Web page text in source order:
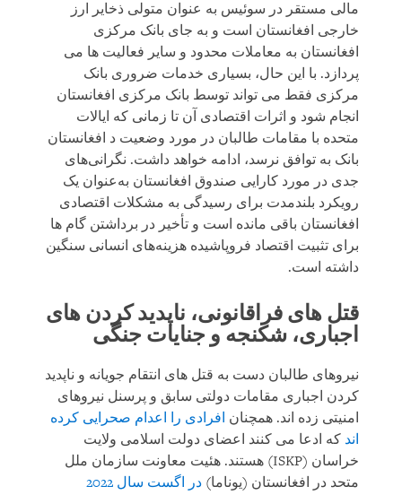
مالی مستقر در سوئیس به عنوان متولی ذخایر ارز
خارجی افغانستان است و به جای بانک مرکزی
افغانستان به معاملات محدود و سایر فعالیت ها می
پردازد. با این حال، بسیاری خدمات ضروری بانک
مرکزی فقط می تواند توسط بانک مرکزی افغانستان
انجام شود و اثرات اقتصادی آن تا زمانی که ایالات
متحده با مقامات طالبان در مورد وضعیت د افغانستان
بانک به توافق نرسد، ادامه خواهد داشت. نگرانی‌های
جدی در مورد کارایی صندوق افغانستان به‌عنوان یک
رویکرد بلندمدت برای رسیدگی به مشکلات اقتصادی
افغانستان باقی مانده است و تأخیر در برداشتن گام‌ ها
برای تثبیت اقتصاد فروپاشیده هزینه‌های انسانی سنگین
داشته است.
قتل های فراقانونی، ناپدید کردن های
اجباری، شکنجه و جنایات جنگی
نیروهای طالبان دست به قتل های انتقام جویانه و ناپدید
کردن اجباری مقامات دولتی سابق و پرسنل نیروهای
امنیتی زده اند. همچنان افرادی را اعدام صحرایی کرده
اند که ادعا می کنند اعضای دولت اسلامی ولایت
خراسان (ISKP) هستند. هئیت معاونت سازمان ملل
متحد در افغانستان (یوناما)
در اگست سال 2022